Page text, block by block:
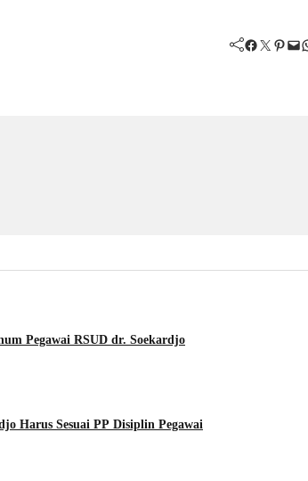
Facebook Twitter Pinterest Mail WhatsApp
Pegawai RSUD dr. Soekardjo
Harus Sesuai PP Disiplin Pegawai